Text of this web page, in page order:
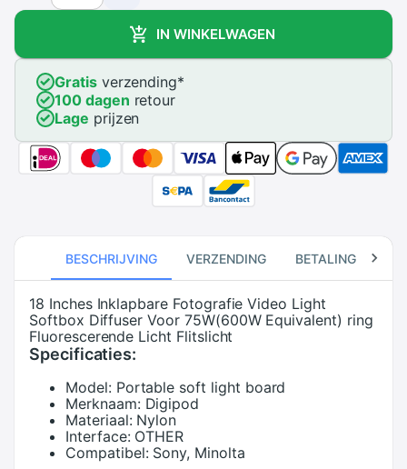
IN WINKELWAGEN
Gratisverzending*
100 dagen retour
Lage prijzen
BESCHRIJVING VERZENDING BETALING
18 Inches Inklapbare Fotografie Video Light
Softbox Diffuser Voor 75W(600W Equivalent) ring
Fluorescerende Licht Flitslicht
Specificaties:
Model: Portable soft light board
Merknaam: Digipod
Materiaal: Nylon
Interface: OTHER
Compatibel: Sony, Minolta